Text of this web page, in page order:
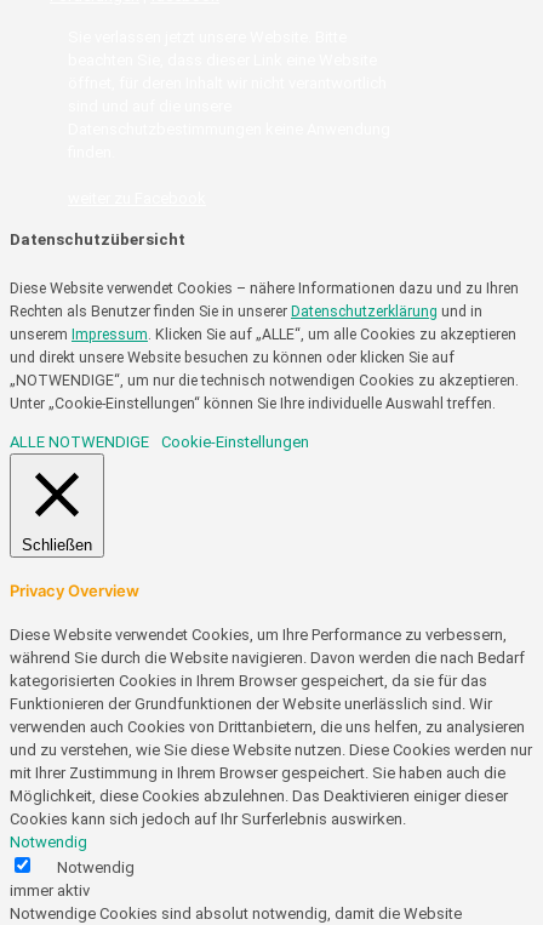
Datenschutzübersicht
Diese Website verwendet Cookies – nähere Informationen dazu und zu Ihren
Rechten als Benutzer finden Sie in unserer Datenschutzerklärung und in
unserem Impressum. Klicken Sie auf „ALLE“, um alle Cookies zu akzeptieren
und direkt unsere Website besuchen zu können oder klicken Sie auf
„NOTWENDIGE“, um nur die technisch notwendigen Cookies zu akzeptieren.
Unter „Cookie-Einstellungen“ können Sie Ihre individuelle Auswahl treffen.
ALLE NOTWENDIGE Cookie-Einstellungen
Schließen
Privacy Overview
Diese Website verwendet Cookies, um Ihre Performance zu verbessern,
während Sie durch die Website navigieren. Davon werden die nach Bedarf
kategorisierten Cookies in Ihrem Browser gespeichert, da sie für das
Funktionieren der Grundfunktionen der Website unerlässlich sind. Wir
verwenden auch Cookies von Drittanbietern, die uns helfen, zu analysieren
und zu verstehen, wie Sie diese Website nutzen. Diese Cookies werden nur
mit Ihrer Zustimmung in Ihrem Browser gespeichert. Sie haben auch die
Möglichkeit, diese Cookies abzulehnen. Das Deaktivieren einiger dieser
Cookies kann sich jedoch auf Ihr Surferlebnis auswirken.
Notwendig
Notwendig
immer aktiv
Notwendige Cookies sind absolut notwendig, damit die Website